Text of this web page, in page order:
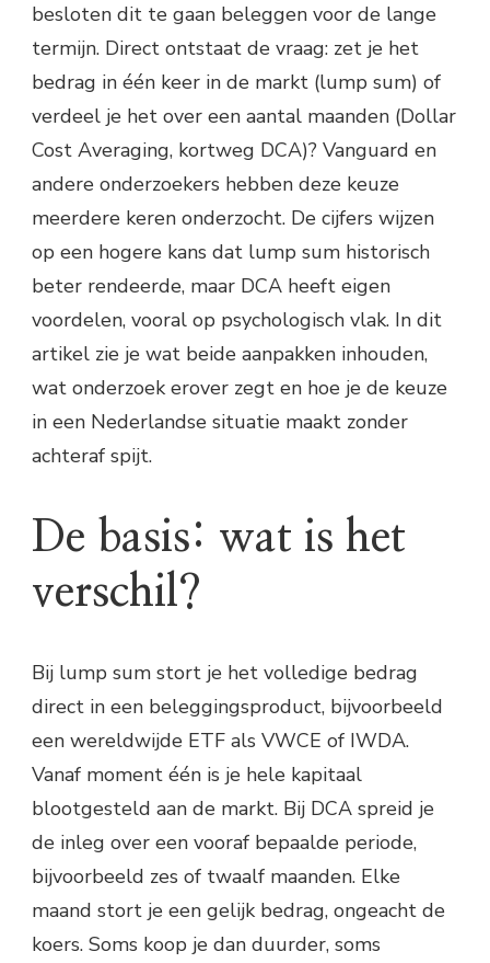
besloten dit te gaan beleggen voor de lange
termijn. Direct ontstaat de vraag: zet je het
bedrag in één keer in de markt (lump sum) of
verdeel je het over een aantal maanden (Dollar
Cost Averaging, kortweg DCA)? Vanguard en
andere onderzoekers hebben deze keuze
meerdere keren onderzocht. De cijfers wijzen
op een hogere kans dat lump sum historisch
beter rendeerde, maar DCA heeft eigen
voordelen, vooral op psychologisch vlak. In dit
artikel zie je wat beide aanpakken inhouden,
wat onderzoek erover zegt en hoe je de keuze
in een Nederlandse situatie maakt zonder
achteraf spijt.
De basis: wat is het
verschil?
Bij lump sum stort je het volledige bedrag
direct in een beleggingsproduct, bijvoorbeeld
een wereldwijde ETF als VWCE of IWDA.
Vanaf moment één is je hele kapitaal
blootgesteld aan de markt. Bij DCA spreid je
de inleg over een vooraf bepaalde periode,
bijvoorbeeld zes of twaalf maanden. Elke
maand stort je een gelijk bedrag, ongeacht de
koers. Soms koop je dan duurder, soms